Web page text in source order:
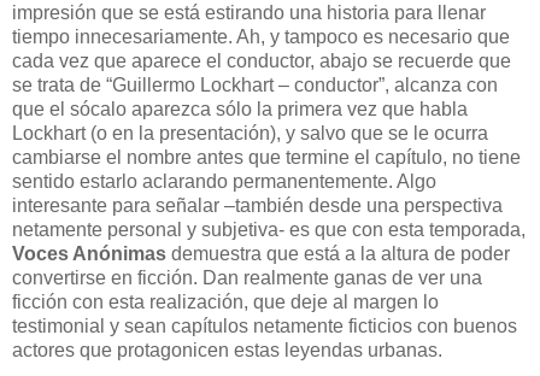
impresión que se está estirando una historia para llenar
tiempo innecesariamente. Ah, y tampoco es necesario que
cada vez que aparece el conductor, abajo se recuerde que
se trata de “Guillermo Lockhart – conductor”, alcanza con
que el sócalo aparezca sólo la primera vez que habla
Lockhart (o en la presentación), y salvo que se le ocurra
cambiarse el nombre antes que termine el capítulo, no tiene
sentido estarlo aclarando permanentemente. Algo
interesante para señalar –también desde una perspectiva
netamente personal y subjetiva- es que con esta temporada,
Voces Anónimas demuestra que está a la altura de poder
convertirse en ficción. Dan realmente ganas de ver una
ficción con esta realización, que deje al margen lo
testimonial y sean capítulos netamente ficticios con buenos
actores que protagonicen estas leyendas urbanas.